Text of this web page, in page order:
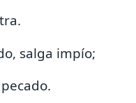
salga impío;